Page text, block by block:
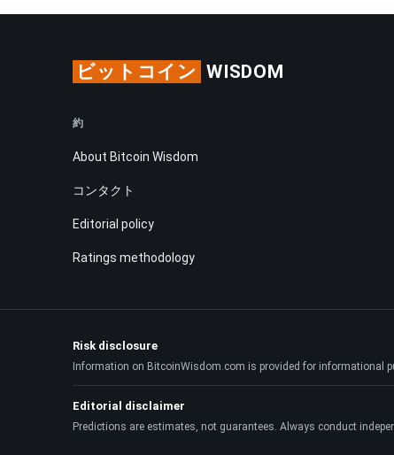
ビットコイン WISDOM
約
About Bitcoin Wisdom
コンタクト
Editorial policy
Ratings methodology
Risk disclosure
Information on BitcoinWisdom.com is provided for informational
Editorial disclaimer
Predictions are estimates, not guarantees. Always conduct